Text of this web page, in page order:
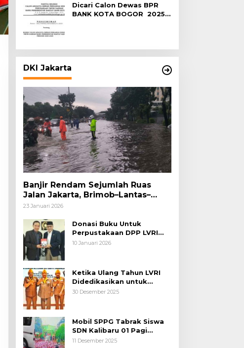
Dicari Calon Dewas BPR
BANK KOTA BOGOR 2025-
DKI Jakarta
Banjir Rendam Sejumlah Ruas
Jalan Jakarta, Brimob–Lantas–
Polair PMJ Bergerak Cepat, Polri
Nasional
23 Januari 2026
Donasi Buku Untuk
Perpustakaan DPP LVRI
Terus Mengalir
10 Januari 2026
Ketika Ulang Tahun LVRI
Didedikasikan untuk
Kemanusiaan
30 Desember 2025
Mobil SPPG Tabrak Siswa
SDN Kalibaru 01 Pagi
Cilincing Jakarta Utara
11 Desember 2025